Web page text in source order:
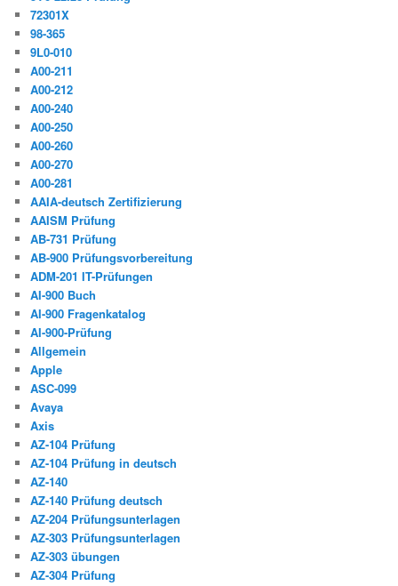
72301X
98-365
9L0-010
A00-211
A00-212
A00-240
A00-250
A00-260
A00-270
A00-281
AAIA-deutsch Zertifizierung
AAISM Prüfung
AB-731 Prüfung
AB-900 Prüfungsvorbereitung
ADM-201 IT-Prüfungen
AI-900 Buch
AI-900 Fragenkatalog
AI-900-Prüfung
Allgemein
Apple
ASC-099
Avaya
Axis
AZ-104 Prüfung
AZ-104 Prüfung in deutsch
AZ-140
AZ-140 Prüfung deutsch
AZ-204 Prüfungsunterlagen
AZ-303 Prüfungsunterlagen
AZ-303 übungen
AZ-304 Prüfung